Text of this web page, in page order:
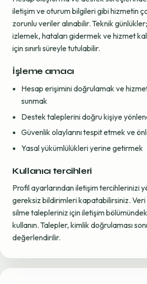
iletişim ve oturum bilgileri gibi hizmetin
zorunlu veriler alınabilir. Teknik
izlemek, hataları gidermek ve hizmet
için sınırlı süreyle tutulabilir.
İşleme amacı
Hesap erişimini doğrulamak ve
sunmak
Destek taleplerini doğru kişiye
Güvenlik olaylarını tespit etmek ve
Yasal yükümlülükleri yerine getirmek
Kullanıcı tercihleri
Profil ayarlarından iletişim tercihlerinizi
gereksiz bildirimleri kapatabilirsiniz.
silme talepleriniz için iletişim
kullanın. Talepler, kimlik doğrulaması
değerlendirilir.